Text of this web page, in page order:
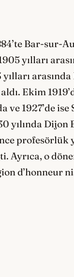
Bar-sur-
yılları
Ekim
ve 1927’de ise
yılında Dijon
profesörlük
Ayrıca, o
d’honneur